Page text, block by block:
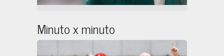
Minuto x minuto